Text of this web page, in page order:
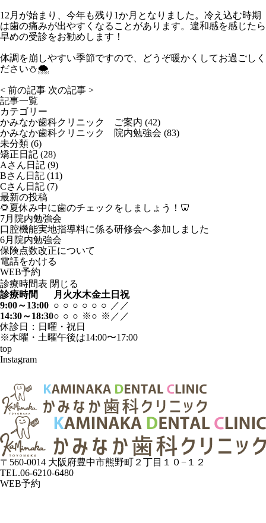
12月が始まり、今年も残り1か月となりました。冷え込む時期
は歯の痛みが出やすくなることがあります。違和感を感じたら
早めの受診をお勧めします！
体調を崩しやすい季節ですので、どうぞ暖かくしてお過ごしく
ださい⛄️🌨️
< 前の記事 次の記事 >
記事一覧
カテゴリー
かみなか歯科クリニック ご案内 (42)
かみなか歯科クリニック 院内勉強会 (83)
未分類 (6)
矯正日記 (28)
Aさん日記 (9)
Bさん日記 (11)
Cさん日記 (7)
最新の投稿
🌻夏休み中に歯のチェックをしましょう！🦷
7月院内勉強会
口腔機能実地指導料に係る研修会へ参加しました
6月院内勉強会
保険点数改正について
電話をかける
WEB予約
診療時間表 閉じる
診療時間
月 火水木金土 日祝
9:00～13:00 ○ ○ ○ ○ ○ ○ ／ ／
14:30～18:30○ ○ ○ ※○ ※ ／ ／
休診日：日曜・祝日
※木曜・土曜午後は14:00〜17:00
top
Instagram
〒560-0014 大阪府豊中市熊野町２丁目１０−１２
TEL.06-6210-6480
WEB予約